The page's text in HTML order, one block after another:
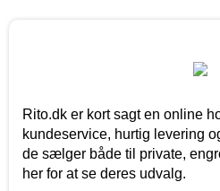
Rito.dk er kort sagt en online
kundeservice, hurtig levering
de sælger både til private,
her for at se deres udvalg.